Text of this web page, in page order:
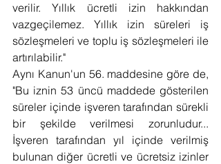
verilir. Yıllık ücretli izin hakkından
vazgeçilemez. Yıllık izin süreleri iş
sözleşmeleri ve toplu iş sözleşmeleri ile
artırılabilir."
Aynı Kanun'un 56. maddesine göre de,
"Bu iznin 53 üncü maddede gösterilen
süreler içinde işveren tarafından sürekli
bir şekilde verilmesi zorunludur...
İşveren tarafından yıl içinde verilmiş
bulunan diğer ücretli ve ücretsiz izinler